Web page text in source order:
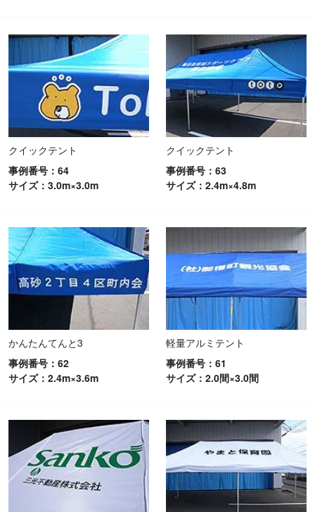
クイックテント
事例番号：64
サイズ：3.0m×3.0m
クイックテント
事例番号：63
サイズ：2.4m×4.8m
かんたんてんと3
事例番号：62
サイズ：2.4m×3.6m
軽量アルミテント
事例番号：61
サイズ：2.0間×3.0間